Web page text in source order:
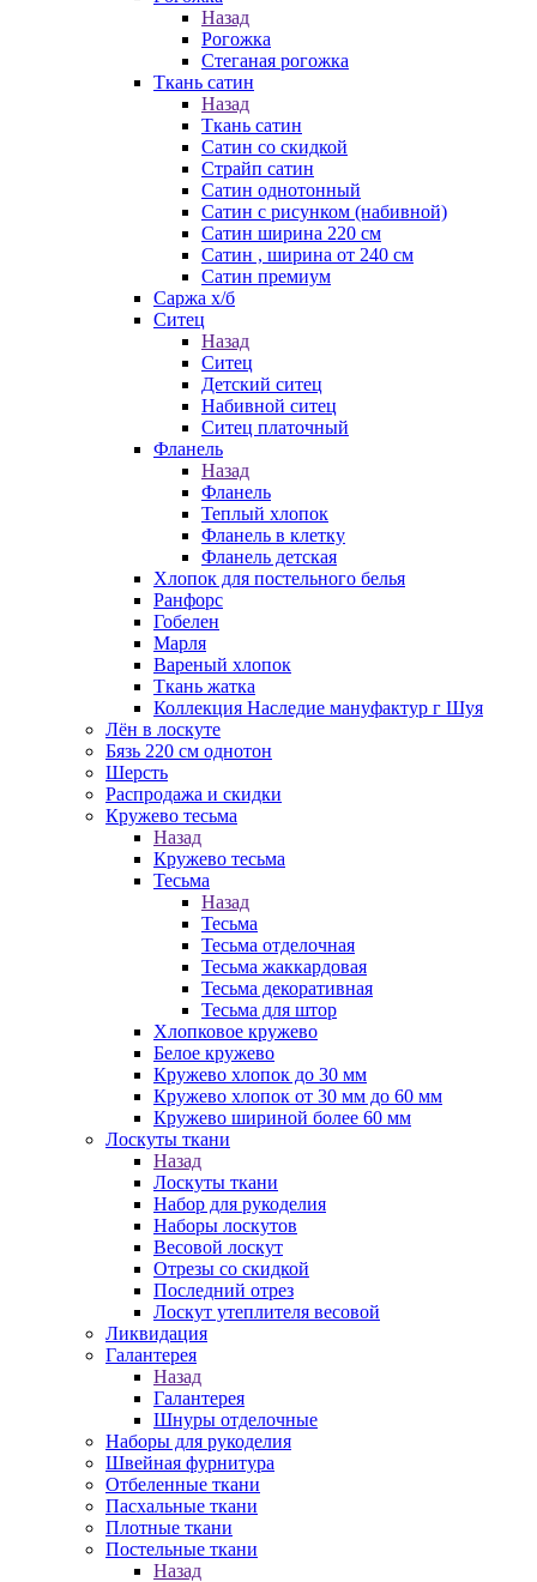
Назад
Рогожка
Стеганая рогожка
Ткань сатин
Назад
Ткань сатин
Сатин со скидкой
Страйп сатин
Сатин однотонный
Сатин с рисунком (набивной)
Сатин ширина 220 см
Сатин , ширина от 240 см
Сатин премиум
Саржа х/б
Ситец
Назад
Ситец
Детский ситец
Набивной ситец
Ситец платочный
Фланель
Назад
Фланель
Теплый хлопок
Фланель в клетку
Фланель детская
Хлопок для постельного белья
Ранфорс
Гобелен
Марля
Вареный хлопок
Ткань жатка
Коллекция Наследие мануфактур г Шуя
Лён в лоскуте
Бязь 220 см однотон
Шерсть
Распродажа и скидки
Кружево тесьма
Назад
Кружево тесьма
Тесьма
Назад
Тесьма
Тесьма отделочная
Тесьма жаккардовая
Тесьма декоративная
Тесьма для штор
Хлопковое кружево
Белое кружево
Кружево хлопок до 30 мм
Кружево хлопок от 30 мм до 60 мм
Кружево шириной более 60 мм
Лоскуты ткани
Назад
Лоскуты ткани
Набор для рукоделия
Наборы лоскутов
Весовой лоскут
Отрезы со скидкой
Последний отрез
Лоскут утеплителя весовой
Ликвидация
Галантерея
Назад
Галантерея
Шнуры отделочные
Наборы для рукоделия
Швейная фурнитура
Отбеленные ткани
Пасхальные ткани
Плотные ткани
Постельные ткани
Назад